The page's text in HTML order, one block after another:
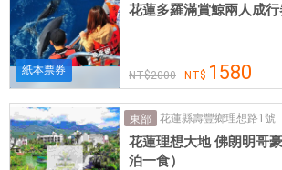
紙本票券
花蓮多羅滿賞鯨兩人成行
2000 1580
東部 花蓮縣壽豐鄉理想路1號
花蓮理想大地 佛朗明哥
泊一食）